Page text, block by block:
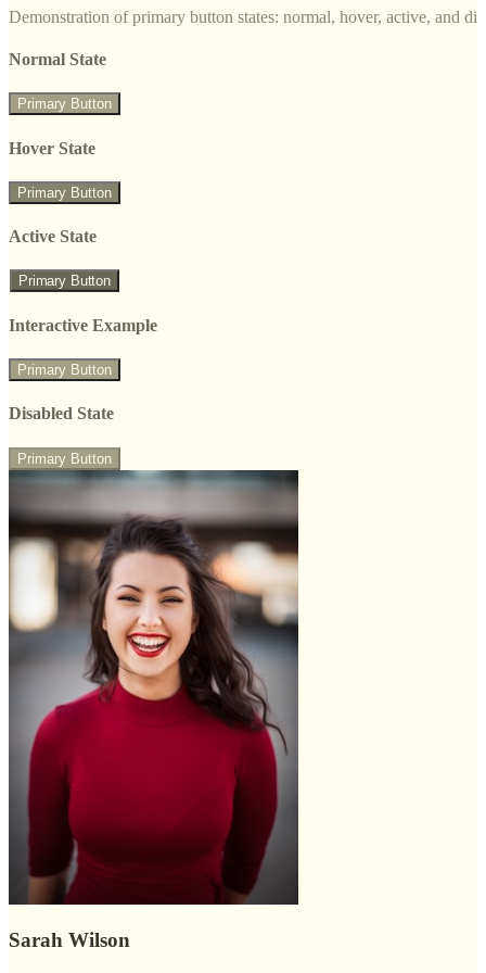
Demonstration of primary button states: normal, hover, active, and
Normal State
Primary Button
Hover State
Primary Button
Active State
Primary Button
Interactive Example
Primary Button
Disabled State
Primary Button
Sarah Wilson